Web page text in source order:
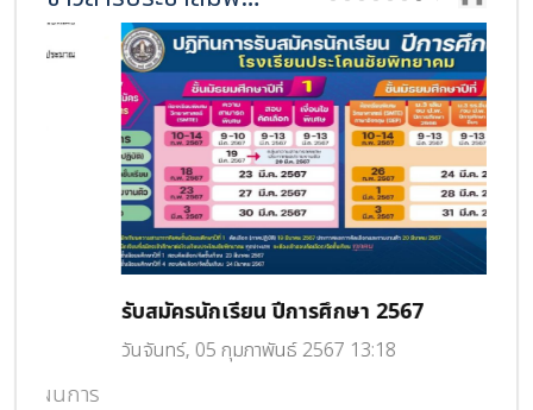
รับสมัครนักเรียน ปีการศึกษา 2567
วันจันทร์, 05 กุมภาพันธ์ 2567 13:18